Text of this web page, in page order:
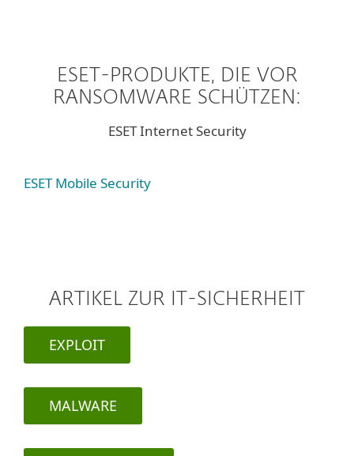
ESET-PRODUKTE, DIE VOR
RANSOMWARE SCHÜTZEN:
ESET Internet Security
ESET Mobile Security
ARTIKEL ZUR IT-SICHERHEIT
EXPLOIT
MALWARE